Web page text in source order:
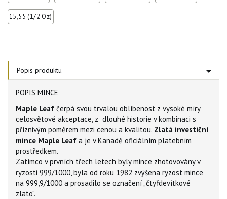
15,55 (1/2 Oz)
Popis produktu
POPIS MINCE
Maple Leaf čerpá svou trvalou oblíbenost z vysoké míry
celosvětové akceptace, z dlouhé historie v kombinaci s
příznivým poměrem mezi cenou a kvalitou. Zlatá investiční
mince Maple Leaf a je v Kanadě oficiálním platebním
prostředkem.
Zatímco v prvních třech letech byly mince zhotovovány v
ryzosti 999/1000, byla od roku 1982 zvýšena ryzost mince
na 999,9/1000 a prosadilo se označení „čtyřdevítkové
zlato“.